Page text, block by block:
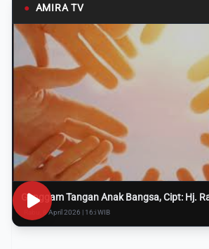
● AMIRA TV
Genggam Tangan Anak Bangsa, Cipt: Hj.
Rabu, 8 April 2026 | 16:i WIB